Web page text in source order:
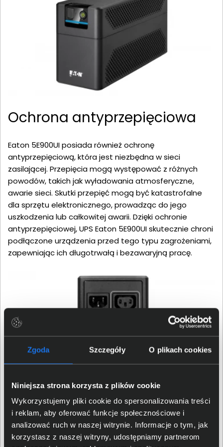
Zgoda Szczegóły O plikach cookies
Niniejsza strona korzysta z plików cookie
Wykorzystujemy pliki cookie do spersonalizowania treści
i reklam, aby oferować funkcje społecznościowe i
analizować ruch w naszej witrynie. Informacje o tym, jak
korzystasz z naszej witryny, udostępniamy partnerom
Ochrona antyprzepięciowa
Eaton 5E900UI posiada również ochronę
antyprzepięciową, która jest niezbędna w sieci
zasilającej. Przepięcia mogą występować z różnych
powodów, takich jak wyładowania atmosferyczne,
awarie sieci. Skutki przepięć mogą być katastrofalne
dla sprzętu elektronicznego, prowadząc do jego
uszkodzenia lub całkowitej awarii. Dzięki ochronie
antyprzepięciowej, UPS Eaton 5E900UI skutecznie chroni
podłączone urządzenia przed tego typu zagrożeniami,
zapewniając ich długotrwałą i bezawaryjną pracę.
Gniazda i certyfikaty
UPS Eaton 5E900UI wyposażono w 4 gniazda typu C13,